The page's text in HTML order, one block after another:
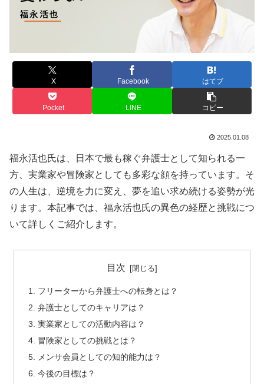
X Facebook はてブ
Pocket LINE コピー
2025.01.08
福永活也氏は、日本で最も稼ぐ弁護士として知られる一
方、実業家や冒険家としても多彩な顔を持っています。そ
の人生は、逆境を力に変え、夢を追い求め続ける姿勢が光
ります。本記事では、福永活也氏の異色の経歴と挑戦につ
いて詳しくご紹介します。
目次
フリーターから弁護士への転身とは？
弁護士としてのキャリアは？
実業家としての活動内容は？
冒険家としての挑戦とは？
メンサ会員としての知的能力は？
今後の目標は？